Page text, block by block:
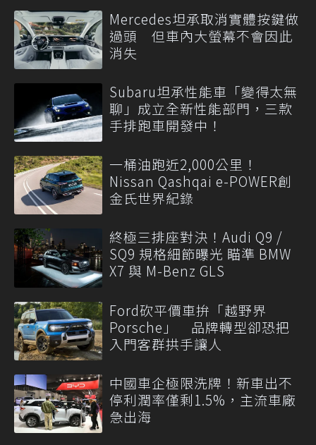
Mercedes坦承取消實體按鍵做
過頭 但車內大螢幕不會因此
消失
Subaru坦承性能車「變得太無
聊」成立全新性能部門，三款
手排跑車開發中！
一桶油跑近2,000公里！
Nissan Qashqai e-POWER創
金氏世界紀錄
終極三排座對決！Audi Q9 /
SQ9 規格細節曝光 瞄準 BMW
X7 與 M-Benz GLS
Ford砍平價車拚「越野界
Porsche」 品牌轉型卻恐把
入門客群拱手讓人
中國車企極限洗牌！新車出不
停利潤率僅剩1.5%，主流車廠
急出海